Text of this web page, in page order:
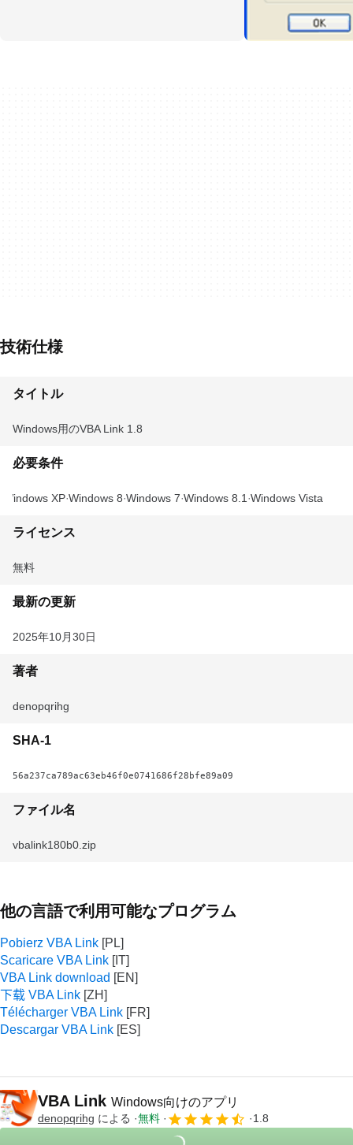
技術仕様
タイトル
Windows用のVBA Link 1.8
必要条件
Windows XP Windows 8 Windows 7 Windows 8.1 Windows Vista
ライセンス
無料
最新の更新
2025年10月30日
著者
denopqrihg
SHA-1
56a237ca789ac63eb46f0e0741686f28bfe89a09
ファイル名
vbalink180b0.zip
他の言語で利用可能なプログラム
Pobierz VBA Link
Scaricare VBA Link
VBA Link download
下载 VBA Link
Télécharger VBA Link
Descargar VBA Link
VBA Link Windows向けのアプリ
denopqrihg による 無料 1.8